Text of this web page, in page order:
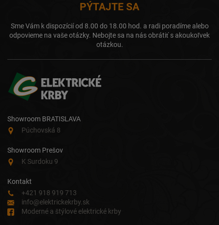
PÝTAJTE SA
Sme Vám k dispozícií od 8.00 do 18.00 hod. a radi poradíme alebo
odpovieme na vaše otázky. Nebojte sa na nás obrátiť s akoukoľvek
otázkou.
Showroom BRATISLAVA
Púchovská 8
Showroom Prešov
K Surdoku 9
Kontakt
+421 918 919 713
info@elektrickekrby.sk
Moderné a štýlové elektrické krby